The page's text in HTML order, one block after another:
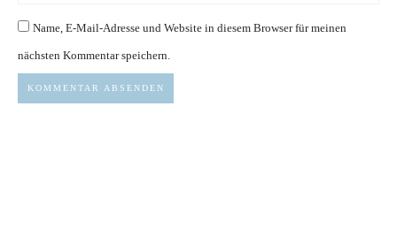
Name, E-Mail-Adresse und Website in diesem Browser für meinen
nächsten Kommentar speichern.